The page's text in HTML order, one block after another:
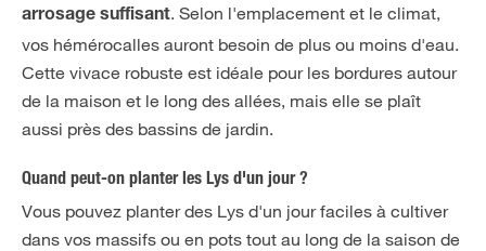
arrosage suffisant. Selon l'emplacement et le climat,
vos hémérocalles auront besoin de plus ou moins d'eau.
Cette vivace robuste est idéale pour les bordures autour
de la maison et le long des allées, mais elle se plaît
aussi près des bassins de jardin.
Quand peut-on planter les Lys d'un jour ?
Vous pouvez planter des Lys d'un jour faciles à cultiver
dans vos massifs ou en pots tout au long de la saison de